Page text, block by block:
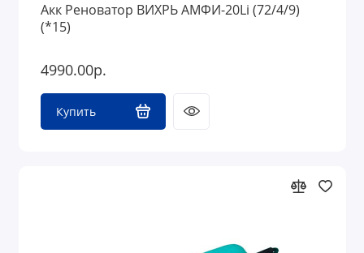
Акк Реноватор ВИХРЬ АМФИ-20Li (72/4/9)
(*15)
4990.00р.
Купить